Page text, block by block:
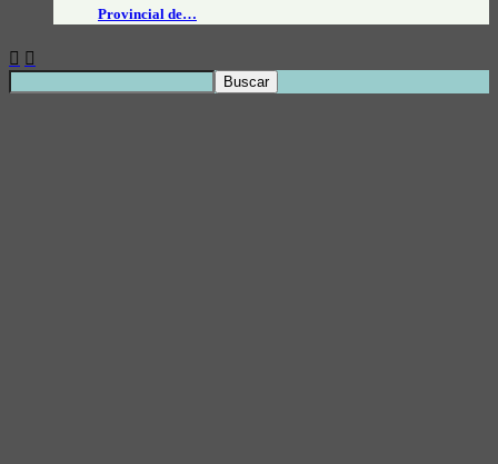
Provincial de…